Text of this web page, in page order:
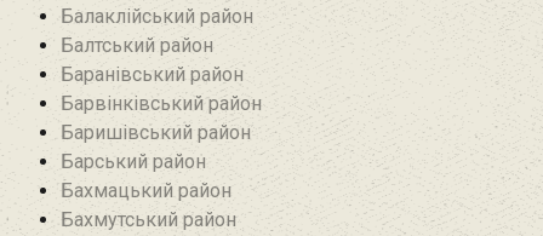
Балаклійський район
Балтський район‎
Баранівський район‎
Барвінківський район
Баришівський район
Барський район
Бахмацький район
Бахмутський район